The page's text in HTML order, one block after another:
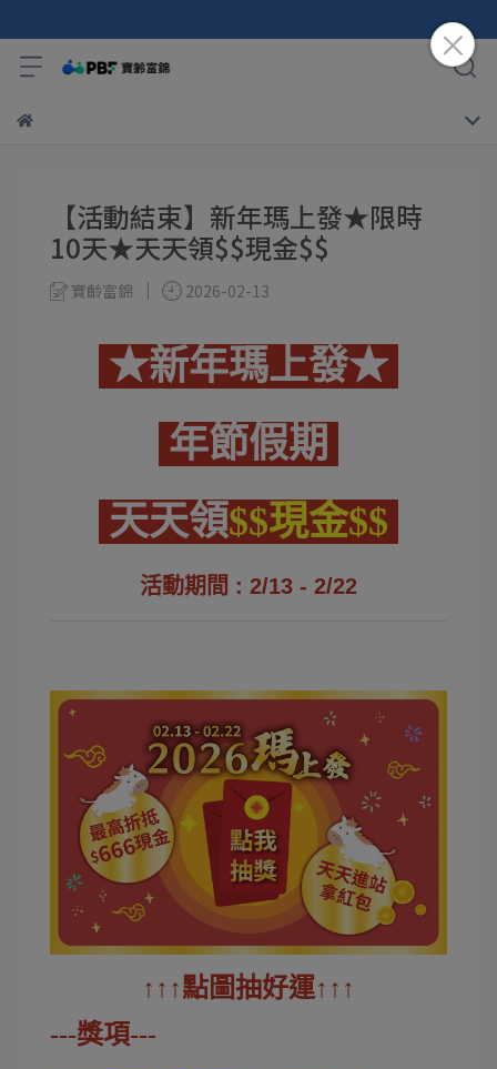
【活動結束】新年瑪上發★限時
10天★天天領$$現金$$
寶齡富錦 2026-02-13
★新年瑪上發★
年節假期
天天領$$現金$$
活動期間 : 2/13 - 2/22
↑↑↑點圖抽好運↑↑↑
---獎項---